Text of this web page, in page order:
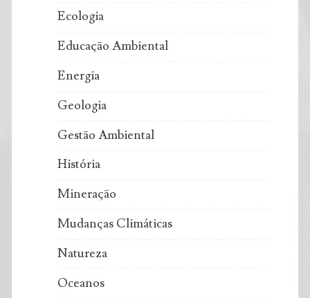
Ecologia
Educação Ambiental
Energia
Geologia
Gestão Ambiental
História
Mineração
Mudanças Climáticas
Natureza
Oceanos